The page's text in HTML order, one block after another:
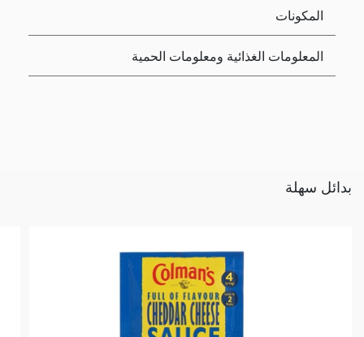
المكونات
المعلومات الغذائية ومعلومات الحمية
بدائل سهلة